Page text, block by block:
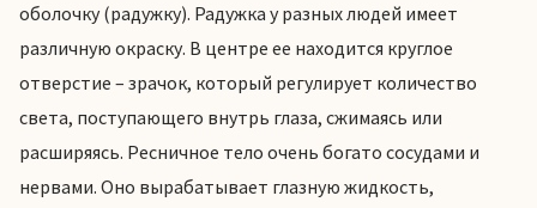
оболочку (радужку). Радужка у разных людей имеет
различную окраску. В центре ее находится круглое
отверстие – зрачок, который регулирует количество
света, поступающего внутрь глаза, сжимаясь или
расширяясь. Ресничное тело очень богато сосудами и
нервами. Оно вырабатывает глазную жидкость,